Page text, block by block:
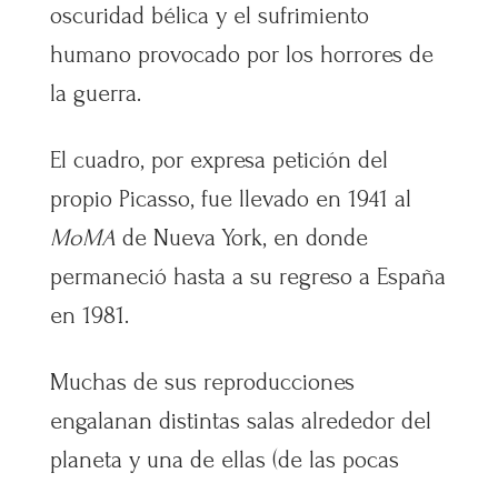
oscuridad bélica y el sufrimiento
humano provocado por los horrores de
la guerra.
El cuadro, por expresa petición del
propio Picasso, fue llevado en 1941 al
MoMAde Nueva York, en donde
permaneció hasta a su regreso a España
en 1981.
Muchas de sus reproducciones
engalanan distintas salas alrededor del
planeta y una de ellas (de las pocas